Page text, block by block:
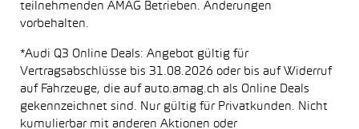
teilnehmenden AMAG Betrieben. Änderungen
vorbehalten.
*Audi Q3 Online Deals: Angebot gültig für
Vertragsabschlüsse bis 31.08.2026 oder bis auf Widerruf
auf Fahrzeuge, die auf auto.amag.ch als Online Deals
gekennzeichnet sind. Nur gültig für Privatkunden. Nicht
kumulierbar mit anderen Aktionen oder